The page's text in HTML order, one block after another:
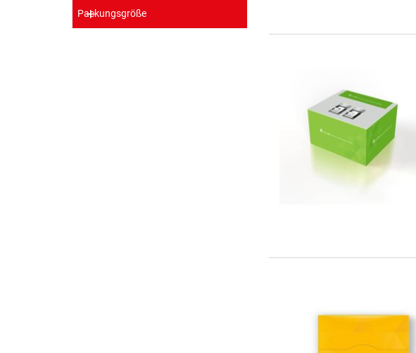
Packungsgröße